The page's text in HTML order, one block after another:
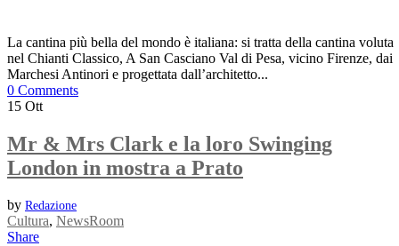
La cantina più bella del mondo è italiana: si tratta della cantina voluta
nel Chianti Classico, A San Casciano Val di Pesa, vicino Firenze, dai
Marchesi Antinori e progettata dall’architetto...
0 Comments
15 Ott
Mr & Mrs Clark e la loro Swinging
London in mostra a Prato
by Redazione
Cultura, NewsRoom
Share